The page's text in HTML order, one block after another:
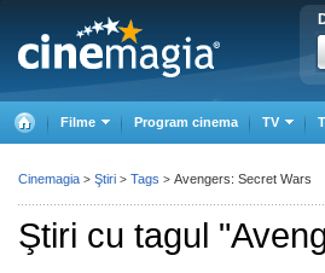
Filme Program cinema TV
Ştiri cu tagul
Cinemagia > Ştiri > Tags > Avengers: Secret Wars